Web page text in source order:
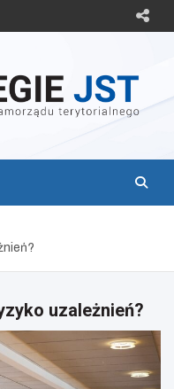
uzależnień?